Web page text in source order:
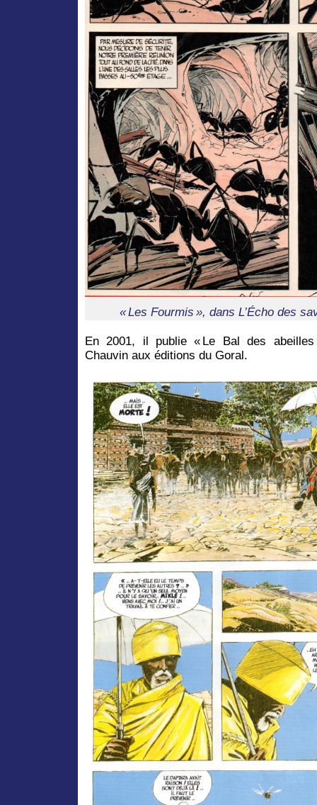
« Les Fourmis », dans L’Écho des
En 2001, il publie « Le Bal des
Chauvin aux éditions du Goral.